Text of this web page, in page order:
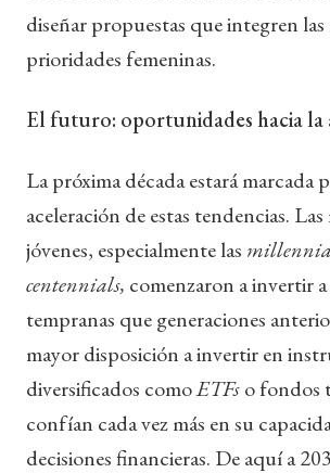
diseñar propuestas que integren las
prioridades femeninas.
El futuro: oportunidades hacia
La próxima década estará marcada
aceleración de estas tendencias. Las
jóvenes, especialmente las
centennials, comenzaron a invertir a
tempranas que generaciones
mayor disposición a invertir en
diversificados comoETFso fondos
confían cada vez más en su
decisiones financieras. De aquí a